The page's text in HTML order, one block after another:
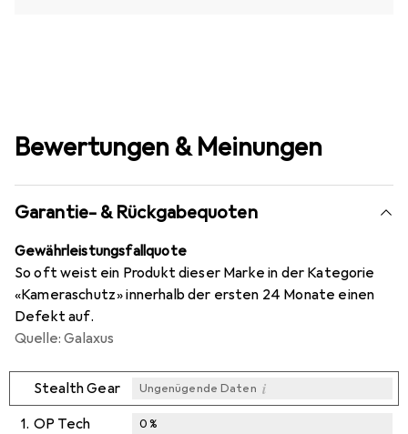
Bewertungen & Meinungen
Garantie- & Rückgabequoten
Gewährleistungsfallquote
So oft weist ein Produkt dieser Marke in der Kategorie
«Kameraschutz» innerhalb der ersten 24 Monate einen
Defekt auf.
Quelle: Galaxus
Stealth Gear Ungenügende Daten i
1. OP Tech 0%